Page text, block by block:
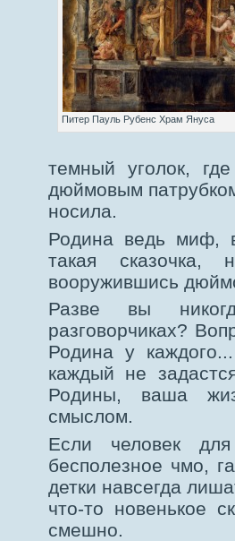
Питер Пауль Рубенс Храм Януса
темный уголок,
дюймовым
носила.
Родина ведь миф,
такая сказочка,
вооружившись
Разве вы
разговорчиках?
Родина у
каждый не
Родины, ваша
смыслом.
Если человек
бесполезное чмо,
детки навсегда
что-то новенькое
смешно.